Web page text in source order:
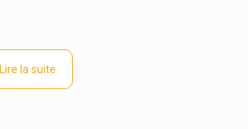
Lire la suite